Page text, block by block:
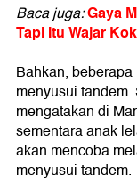
Baca juga:Gaya
Tapi Itu Wajar Kok
Bahkan,
menyusui
mengatakan di
sementara anak
akan mencoba
menyusui tandem.